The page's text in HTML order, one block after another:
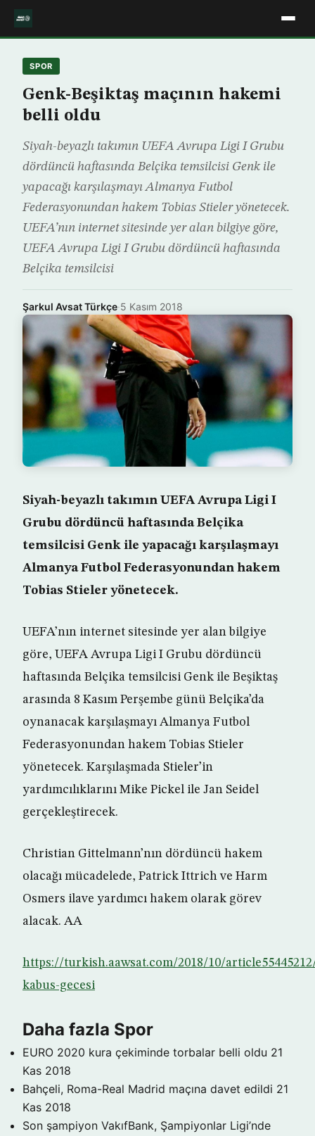
SPOR
Genk-Beşiktaş maçının hakemi
belli oldu
Siyah-beyazlı takımın UEFA Avrupa Ligi I Grubu
dördüncü haftasında Belçika temsilcisi Genk ile
yapacağı karşılaşmayı Almanya Futbol
Federasyonundan hakem Tobias Stieler yönetecek.
UEFA’nın internet sitesinde yer alan bilgiye göre,
UEFA Avrupa Ligi I Grubu dördüncü haftasında
Belçika temsilcisi
Şarkul Avsat Türkçe·5 Kasım 2018
Siyah-beyazlı takımın UEFA Avrupa Ligi I
Grubu dördüncü haftasında Belçika
temsilcisi Genk ile yapacağı karşılaşmayı
Almanya Futbol Federasyonundan hakem
Tobias Stieler yönetecek.
UEFA’nın internet sitesinde yer alan bilgiye
göre, UEFA Avrupa Ligi I Grubu dördüncü
haftasında Belçika temsilcisi Genk ile Beşiktaş
arasında 8 Kasım Perşembe günü Belçika’da
oynanacak karşılaşmayı Almanya Futbol
Federasyonundan hakem Tobias Stieler
yönetecek. Karşılaşmada Stieler’in
yardımcılıklarını Mike Pickel ile Jan Seidel
gerçekleştirecek.
Christian Gittelmann’nın dördüncü hakem
olacağı mücadelede, Patrick Ittrich ve Harm
Osmers ilave yardımcı hakem olarak görev
alacak. AA
https://turkish.aawsat.com/2018/10/
kabus-gecesi
Daha fazla Spor
EURO 2020 kura çekiminde torbalar belli oldu 21
Kas 2018
Bahçeli, Roma-Real Madrid maçına davet edildi 21
Kas 2018
Son şampiyon VakıfBank, Şampiyonlar Ligi’nde